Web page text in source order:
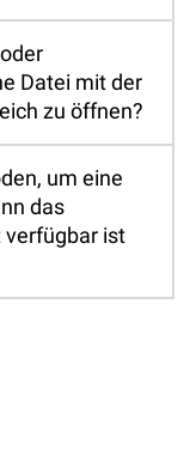
Datei mit der
zu öffnen?
um eine
das
ist